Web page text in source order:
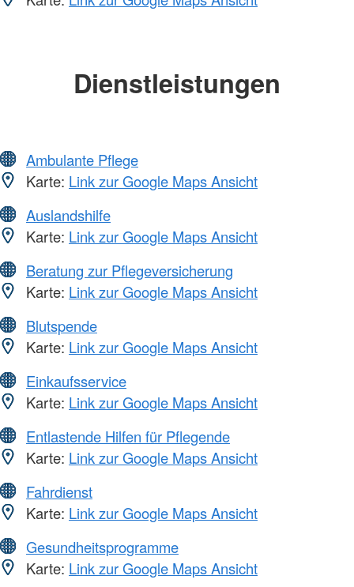
Dienstleistungen
Ambulante Pflege
Karte: Link zur Google Maps Ansicht
Auslandshilfe
Karte: Link zur Google Maps Ansicht
Beratung zur Pflegeversicherung
Karte: Link zur Google Maps Ansicht
Blutspende
Karte: Link zur Google Maps Ansicht
Einkaufsservice
Karte: Link zur Google Maps Ansicht
Entlastende Hilfen für Pflegende
Karte: Link zur Google Maps Ansicht
Fahrdienst
Karte: Link zur Google Maps Ansicht
Gesundheitsprogramme
Karte: Link zur Google Maps Ansicht